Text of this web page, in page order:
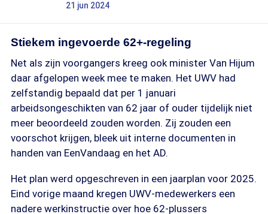
21 jun 2024
Stiekem ingevoerde 62+-regeling
Net als zijn voorgangers kreeg ook minister Van Hijum
daar afgelopen week mee te maken. Het UWV had
zelfstandig bepaald dat per 1 januari
arbeidsongeschikten van 62 jaar of ouder tijdelijk niet
meer beoordeeld zouden worden. Zij zouden een
voorschot krijgen, bleek uit interne documenten in
handen van EenVandaag en het AD.
Het plan werd opgeschreven in een jaarplan voor 2025.
Eind vorige maand kregen UWV-medewerkers een
nadere werkinstructie over hoe 62-plussers